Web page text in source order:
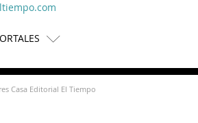
Casa Editorial El Tiempo